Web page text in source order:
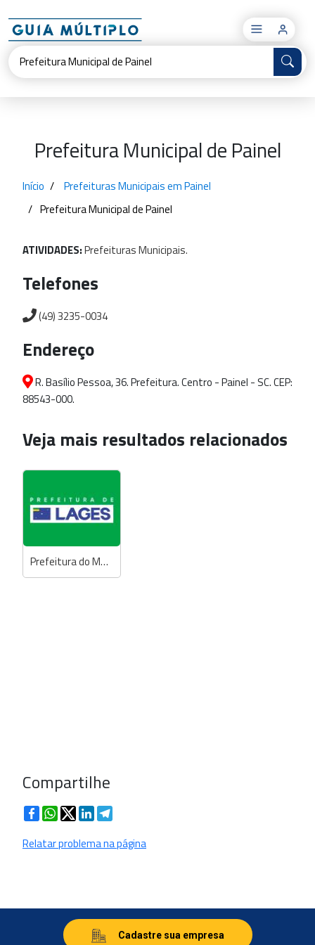
×
Prefeitura Municipal de Painel
Início
Prefeituras Municipais em Painel
Prefeitura Municipal de Painel
ATIVIDADES:PrefeiturasMunicipais.
Telefones
(49) 3235-0034
Endereço
R. Basílio Pessoa, 36. Prefeitura. Centro - Painel - SC. CEP:
88543-000.
Veja mais resultados relacionados
Prefeitura do Município de Lages
Compartilhe
FacebookWhatsApp
TwitterLinkedIn
Relatar problema na página
Cadastre sua empresa